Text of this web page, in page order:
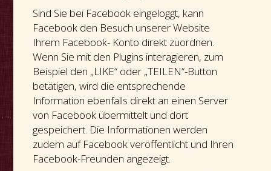
Sind Sie bei Facebook eingeloggt, kann
Facebook den Besuch unserer Website
Ihrem Facebook- Konto direkt zuordnen.
Wenn Sie mit den Plugins interagieren, zum
Beispiel den „LIKE“ oder „TEILEN“-Button
betätigen, wird die entsprechende
Information ebenfalls direkt an einen Server
von Facebook übermittelt und dort
gespeichert. Die Informationen werden
zudem auf Facebook veröffentlicht und Ihren
Facebook-Freunden angezeigt.